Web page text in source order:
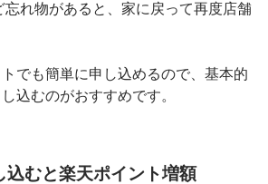
忘れ物があると、家に戻って再度店舗
でも簡単に申し込めるので、基本的
込むのがおすすめです。
込むと楽天ポイント増額